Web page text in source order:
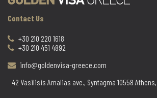
Contact Us
+30 210 220 1618
+30 210 451 4892
info@goldenvisa-greece.com
42 Vasilisis Amalias ave., Syntagma 10558